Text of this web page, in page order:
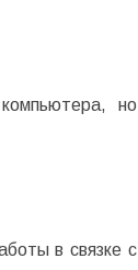
но
в связке с